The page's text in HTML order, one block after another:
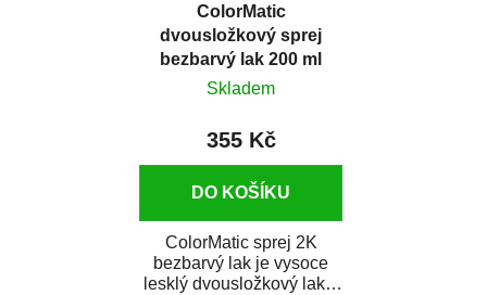
ColorMatic
dvousložkový sprej
bezbarvý lak 200 ml
Skladem
355 Kč
DO KOŠÍKU
ColorMatic sprej 2K
bezbarvý lak je vysoce
lesklý dvousložkový lak s